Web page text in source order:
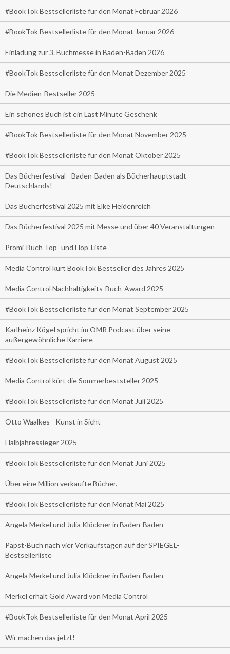
#BookTok Bestsellerliste für den Monat Februar 2026
#BookTok Bestsellerliste für den Monat Januar 2026
Einladung zur 3. Buchmesse in Baden-Baden 2026
#BookTok Bestsellerliste für den Monat Dezember 2025
Die Medien-Bestseller 2025
Ein schönes Buch ist ein Last Minute Geschenk
#BookTok Bestsellerliste für den Monat November 2025
#BookTok Bestsellerliste für den Monat Oktober 2025
Das Bücherfestival - Baden-Baden als Bücherhauptstadt
Deutschlands!
Das Bücherfestival 2025 mit Elke Heidenreich
Das Bücherfestival 2025 mit Messe und über 40 Veranstaltungen
Promi-Buch Top- und Flop-Liste
Media Control kürt BookTok Bestseller des Jahres 2025
Media Control Nachhaltigkeits-Buch-Award 2025
#BookTok Bestsellerliste für den Monat September 2025
Karlheinz Kögel spricht im OMR Podcast über seine
außergewöhnliche Karriere
#BookTok Bestsellerliste für den Monat August 2025
Media Control kürt die Sommerbeststeller 2025
#BookTok Bestsellerliste für den Monat Juli 2025
Otto Waalkes - Kunst in Sicht
Halbjahressieger 2025
#BookTok Bestsellerliste für den Monat Juni 2025
Über eine Million verkaufte Bücher.
#BookTok Bestsellerliste für den Monat Mai 2025
Angela Merkel und Julia Klöckner in Baden-Baden
Papst-Buch nach vier Verkaufstagen auf der SPIEGEL-
Bestsellerliste
Angela Merkel und Julia Klöckner in Baden-Baden
Merkel erhält Gold Award von Media Control
#BookTok Bestsellerliste für den Monat April 2025
Wir machen das jetzt!